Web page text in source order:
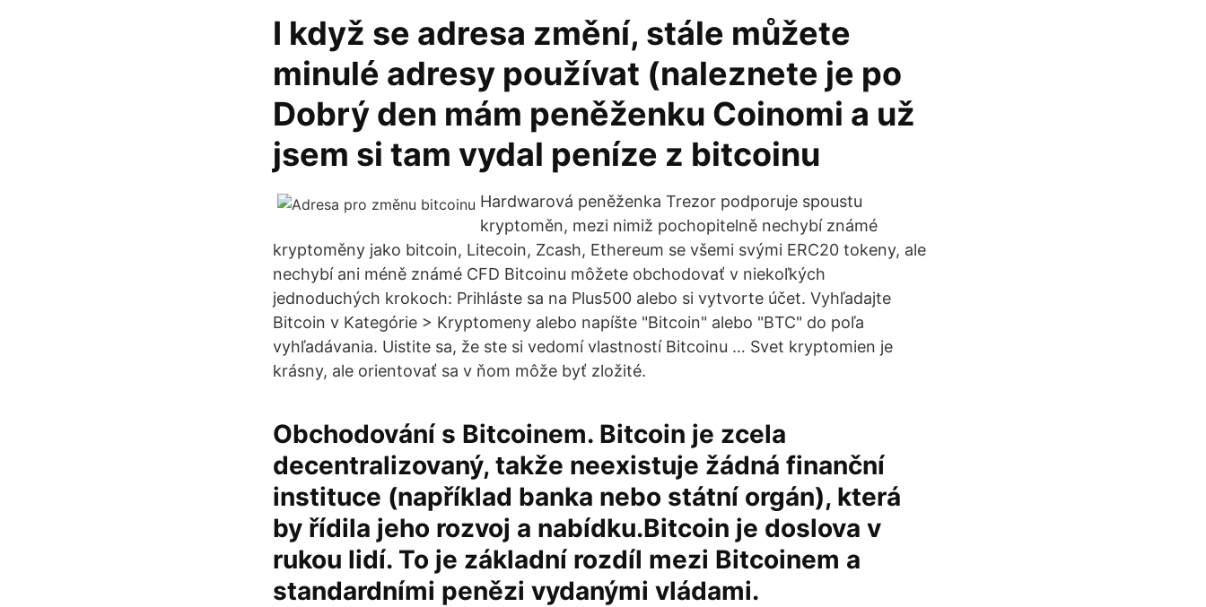
I když se adresa změní, stále můžete
minulé adresy používat (naleznete je po
Dobrý den mám peněženku Coinomi a už
jsem si tam vydal peníze z bitcoinu
Hardwarová peněženka Trezor podporuje spoustu
kryptoměn, mezi nimiž pochopitelně nechybí známé
kryptoměny jako bitcoin, Litecoin, Zcash, Ethereum se všemi svými ERC20 tokeny, ale
nechybí ani méně známé CFD Bitcoinu môžete obchodovať v niekoľkých
jednoduchých krokoch: Prihláste sa na Plus500 alebo si vytvorte účet. Vyhľadajte
Bitcoin v Kategórie > Kryptomeny alebo napíšte "Bitcoin" alebo "BTC" do poľa
vyhľadávania. Uistite sa, že ste si vedomí vlastností Bitcoinu … Svet kryptomien je
krásny, ale orientovať sa v ňom môže byť zložité.
Obchodování s Bitcoinem. Bitcoin je zcela
decentralizovaný, takže neexistuje žádná finanční
instituce (například banka nebo státní orgán), která
by řídila jeho rozvoj a nabídku.Bitcoin je doslova v
rukou lidí. To je základní rozdíl mezi Bitcoinem a
standardními penězi vydanými vládami.